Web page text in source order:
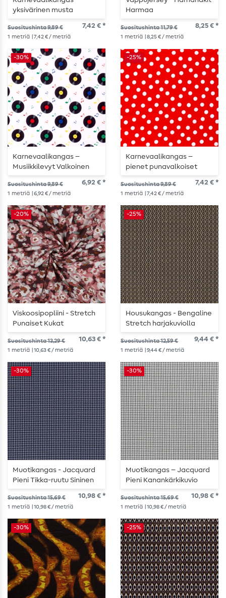
yksivärinen musta
Suositushinta 9,89 € 7,42 € *
1 metriä | 7,42 € / metriä
Harmaa
Suositushinta 11,79 € 8,25 € *
1 metriä | 8,25 € / metriä
-30%
Karnevaalikangas –
Musiikkilevyt Valkoinen
Suositushinta 9,89 € 6,92 € *
1 metriä | 6,92 € / metriä
-25%
Karnevaalikangas –
pienet punavalkoiset
pilkut
Suositushinta 9,89 € 7,42 € *
1 metriä | 7,42 € / metriä
-20%
Viskoosipopliini - Stretch
Punaiset Kukat
Suositushinta 13,29 € 10,63 € *
1 metriä | 10,63 € / metriä
-25%
Housukangas - Bengaline
Stretch harjakuviolla
harmaa
Suositushinta 12,59 € 9,44 € *
1 metriä | 9,44 € / metriä
-30%
Muotikangas - Jacquard
Pieni Tikka-ruutu Sininen
Suositushinta 15,69 € 10,98 € *
1 metriä | 10,98 € / metriä
-30%
Muotikangas – Jacquard
Pieni Kanankärkikuvio
Valkoinen Musta
Suositushinta 15,69 € 10,98 € *
1 metriä | 10,98 € / metriä
-30% -25%